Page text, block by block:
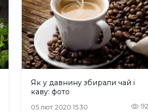
Як у давнину збирали чай і
каву: фото
05 лют. 2020 15:30